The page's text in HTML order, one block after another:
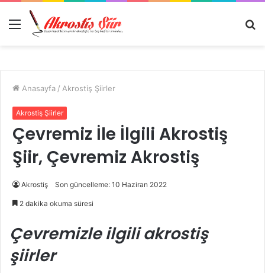
Menü
Anasayfa / Akrostiş Şiirler
Akrostiş Şiirler
Çevremiz İle İlgili Akrostiş
Şiir, Çevremiz Akrostiş
Akrostiş Son güncelleme: 10 Haziran 2022
2 dakika okuma süresi
Çevremizle ilgili akrostiş
şiirler